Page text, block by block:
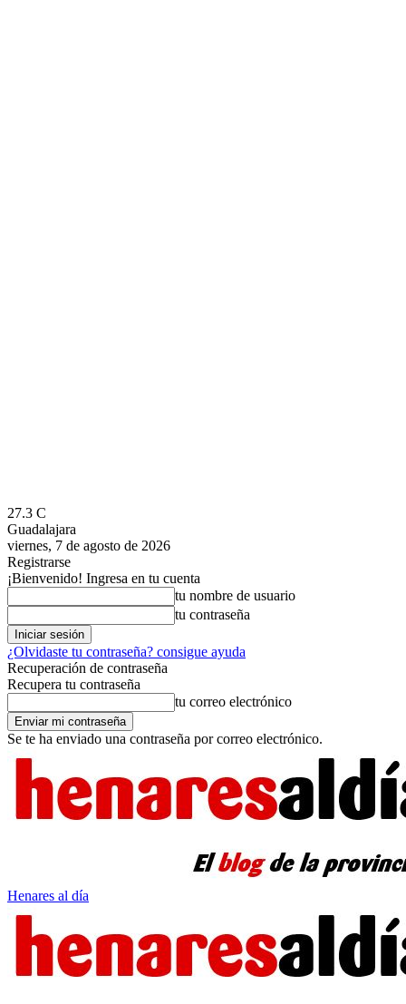
27.3 C
Guadalajara
viernes, 7 de agosto de 2026
Registrarse
¡Bienvenido! Ingresa en tu cuenta
tu nombre de usuario
tu contraseña
¿Olvidaste tu contraseña? consigue ayuda
Recuperación de contraseña
Recupera tu contraseña
tu correo electrónico
Se te ha enviado una contraseña por correo electrónico.
Henares al día